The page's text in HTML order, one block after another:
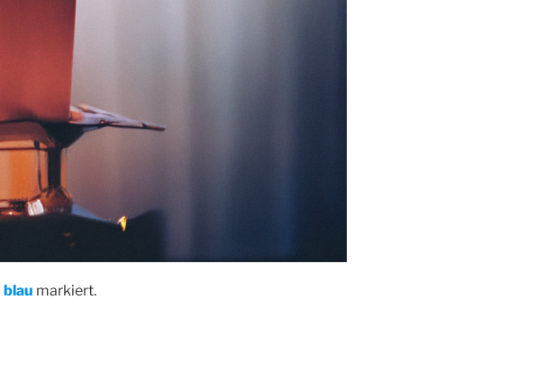
blau markiert.